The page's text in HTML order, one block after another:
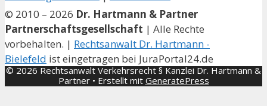
© 2010 – 2026 Dr. Hartmann & Partner
Partnerschaftsgesellschaft | Alle Rechte
vorbehalten. | Rechtsanwalt Dr. Hartmann -
Bielefeld ist eingetragen bei JuraPortal24.de
© 2026 Rechtsanwalt Verkehrsrecht § Kanzlei Dr. Hartmann &
Partner• Erstellt mit GeneratePress